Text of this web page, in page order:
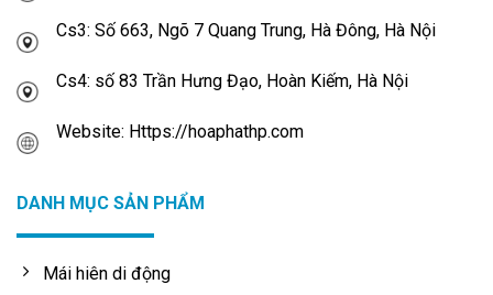
Cs3: Số 663, Ngõ 7 Quang Trung, Hà Đông, Hà Nội
Cs4: số 83 Trần Hưng Đạo, Hoàn Kiếm, Hà Nội
Website: Https://hoaphathp.com
DANH MỤC SẢN PHẨM
Mái hiên di động